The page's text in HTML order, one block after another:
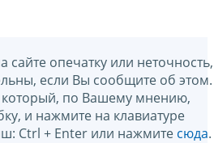
сайте опечатку или неточность,
если Вы сообщите об этом.
который, по Вашему мнению,
и нажмите на клавиатуре
Ctrl + Enter или нажмите сюда.